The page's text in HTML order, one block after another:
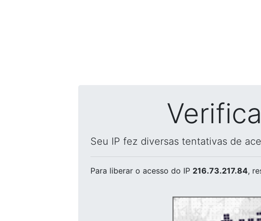
Seu IP fez diversas tentativas de
Para liberar o acesso do IP 216.73.217.84,